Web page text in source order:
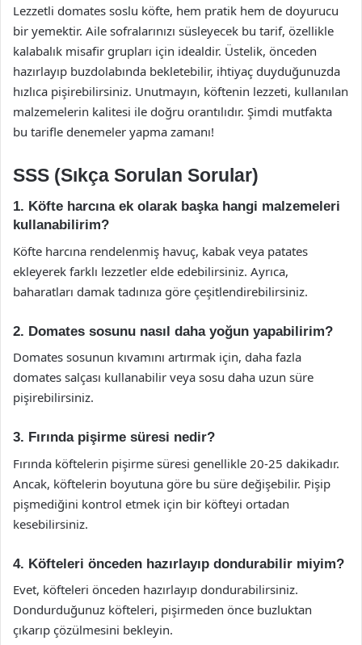
Lezzetli domates soslu köfte, hem pratik hem de doyurucu
bir yemektir. Aile sofralarınızı süsleyecek bu tarif, özellikle
kalabalık misafir grupları için idealdir. Üstelik, önceden
hazırlayıp buzdolabında bekletebilir, ihtiyaç duyduğunuzda
hızlıca pişirebilirsiniz. Unutmayın, köftenin lezzeti, kullanılan
malzemelerin kalitesi ile doğru orantılıdır. Şimdi mutfakta
bu tarifle denemeler yapma zamanı!
SSS (Sıkça Sorulan Sorular)
1. Köfte harcına ek olarak başka hangi malzemeleri
kullanabilirim?
Köfte harcına rendelenmiş havuç, kabak veya patates
ekleyerek farklı lezzetler elde edebilirsiniz. Ayrıca,
baharatları damak tadınıza göre çeşitlendirebilirsiniz.
2. Domates sosunu nasıl daha yoğun yapabilirim?
Domates sosunun kıvamını artırmak için, daha fazla
domates salçası kullanabilir veya sosu daha uzun süre
pişirebilirsiniz.
3. Fırında pişirme süresi nedir?
Fırında köftelerin pişirme süresi genellikle 20-25 dakikadır.
Ancak, köftelerin boyutuna göre bu süre değişebilir. Pişip
pişmediğini kontrol etmek için bir köfteyi ortadan
kesebilirsiniz.
4. Köfteleri önceden hazırlayıp dondurabilir miyim?
Evet, köfteleri önceden hazırlayıp dondurabilirsiniz.
Dondurduğunuz köfteleri, pişirmeden önce buzluktan
çıkarıp çözülmesini bekleyin.